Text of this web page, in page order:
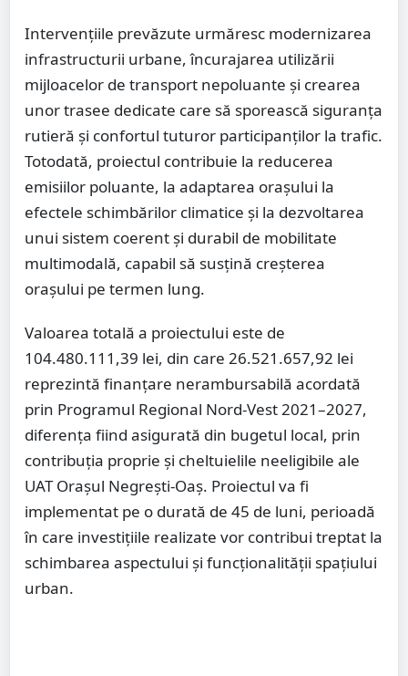
Intervențiile prevăzute urmăresc modernizarea
infrastructurii urbane, încurajarea utilizării
mijloacelor de transport nepoluante și crearea
unor trasee dedicate care să sporească siguranța
rutieră și confortul tuturor participanților la trafic.
Totodată, proiectul contribuie la reducerea
emisiilor poluante, la adaptarea orașului la
efectele schimbărilor climatice și la dezvoltarea
unui sistem coerent și durabil de mobilitate
multimodală, capabil să susțină creșterea
orașului pe termen lung.
Valoarea totală a proiectului este de
104.480.111,39 lei, din care 26.521.657,92 lei
reprezintă finanțare nerambursabilă acordată
prin Programul Regional Nord-Vest 2021–2027,
diferența fiind asigurată din bugetul local, prin
contribuția proprie și cheltuielile neeligibile ale
UAT Orașul Negrești-Oaș. Proiectul va fi
implementat pe o durată de 45 de luni, perioadă
în care investițiile realizate vor contribui treptat la
schimbarea aspectului și funcționalității spațiului
urban.